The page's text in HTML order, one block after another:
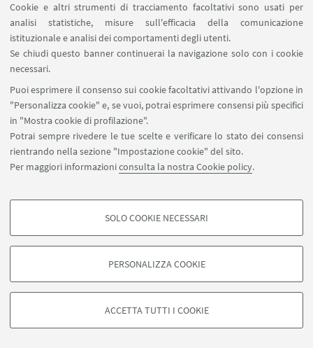
Cookie e altri strumenti di tracciamento facoltativi sono usati per
analisi statistiche, misure sull'efficacia della comunicazione
istituzionale e analisi dei comportamenti degli utenti.
Se chiudi questo banner continuerai la navigazione solo con i cookie
necessari.
Puoi esprimere il consenso sui cookie facoltativi attivando l'opzione in
"Personalizza cookie" e, se vuoi, potrai esprimere consensi più specifici
in "Mostra cookie di profilazione".
Potrai sempre rivedere le tue scelte e verificare lo stato dei consensi
rientrando nella sezione "Impostazione cookie" del sito.
Per maggiori informazioniconsulta la nostra Cookie policy.
COOKIE DI PROFILAZIONE - FACOLTATIVI
degli utenti, creare profili in base al loro comportamento sul sito, per analisi
di marketing.
Google/Youtube Video
SOLO COOKIE NECESSARI
PERSONALIZZA COOKIE
ACCETTA TUTTI I COOKIE
- Metodi Sequential Monte Carlo (SMC) per la risoluzione
delle problematiche relative agli HMMs. Calibrazione di
modelli a volatilità stocastica parzialmente osservati.
- Metodi SMC per il prezzaggio di opzioni finanziarie o (in
alternativa) metodi SMC e applicazioni a modelli
dinamici e stocastici di equilibrio generale (DSGE) in
econometria.
La prima parte del corso sarà dedicata allo studio della
teoria degli HMMs, allo studio dei problemi associati e
alla soluzione offerta dai metodi SMC, la seconda sarà
semplici modelli di volatilità stocastica.
Pieralberto Guarniero
Seguici su:
©Copyright 2026 - ALMA MATER STUDIORUM - Università di
Privacy- Note legali-Impostazioni Cookie